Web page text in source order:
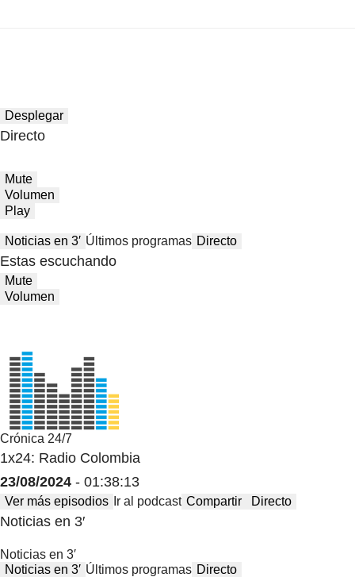
Desplegar
Directo
Mute
Volumen
Play
Noticias en 3′ Últimos programas Directo
Estas escuchando
Mute
Volumen
Crónica 24/7
1x24: Radio Colombia
23/08/2024 - 01:38:13
Ver más episodios Ir al podcast Compartir Directo
Noticias en 3′
Noticias en 3′
Noticias en 3′ Últimos programas Directo